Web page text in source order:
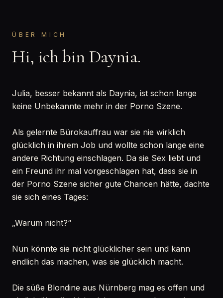
ÜBER MICH
Hi, ich bin Daynia.
Julia, besser bekannt als Daynia, ist schon lange
keine Unbekannte mehr in der Porno Szene.
Als gelernte Bürokauffrau war sie nie wirklich
glücklich in ihrem Job und wollte schon lange eine
andere Richtung einschlagen. Da sie Sex liebt und
ein Freund ihr mal vorgeschlagen hat, dass sie in
der Porno Szene sicher gute Chancen hätte, dachte
sie sich eines Tages:
„Warum nicht?“
Nun könnte sie nicht glücklicher sein und kann
endlich das machen, was sie glücklich macht.
Die süße Blondine aus Nürnberg mag es offen und